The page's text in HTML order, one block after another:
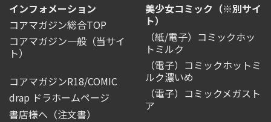
インフォメーション
コアマガジン総合TOP
コアマガジン一般 （当サイ
ト）
コアマガジンR18/COMIC
drap ドラホームページ
書店様へ（注文書）
美少女コミック（※別サイ
ト）
（紙/電子）コミックホッ
トミルク
（電子）コミックホットミ
ルク濃いめ
（電子）コミックメガスト
ア